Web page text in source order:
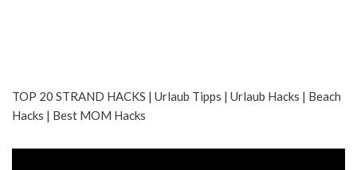
TOP 20 STRAND HACKS | Urlaub Tipps | Urlaub Hacks | Beach
Hacks | Best MOM Hacks